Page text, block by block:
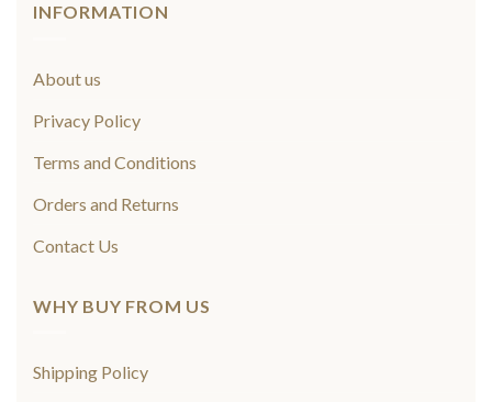
INFORMATION
About us
Privacy Policy
Terms and Conditions
Orders and Returns
Contact Us
WHY BUY FROM US
Shipping Policy